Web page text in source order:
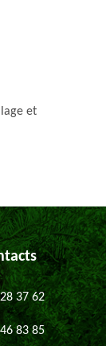
et
37 62
83 85